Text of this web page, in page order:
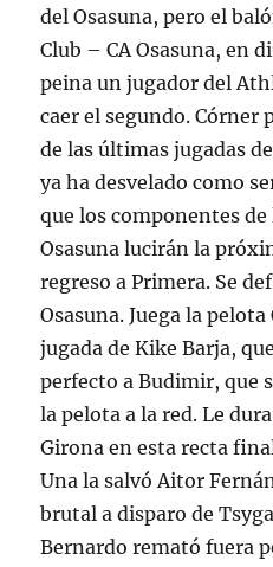
del Osasuna, pero el
Club – CA Osasuna, en
peina un jugador del
caer el segundo. Córner
de las últimas jugadas
ya ha desvelado como
que los componentes
Osasuna lucirán la
regreso a Primera. Se
Osasuna. Juega la
jugada de Kike Barja,
perfecto a Budimir, que
la pelota a la red. Le
Girona en esta recta
Una la salvó Aitor
brutal a disparo de
Bernardo remató fuera